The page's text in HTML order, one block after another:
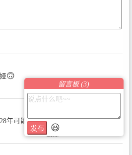
🙃
删除 2026-08-03 07:47:52
年可能出第三季吧
删除
留言板 (3)
发布 😃